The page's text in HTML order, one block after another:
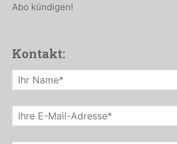
Abo kündigen!
Kontakt: